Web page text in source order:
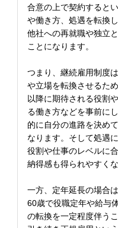
合意の上で契約すると
や働き方、処遇を転換
他社への再就職や独立
ことになります。
つまり、継続雇用制度
や立場を転換させるた
以降に期待される役割
る働き方などを事前に
的に自分の進路を決め
なります。そして処遇
役割や仕事のレベルに
納得感も得られやすくな
一方、定年延長の場合
60歳で役職定年や給与
の転換を一定程度伴う